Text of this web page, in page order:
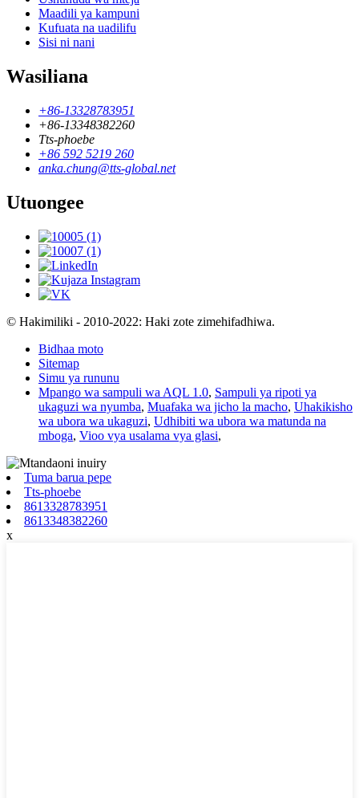
Maadili ya kampuni
Kufuata na uadilifu
Sisi ni nani
Wasiliana
+86-13328783951
+86-13348382260
Tts-phoebe
+86 592 5219 260
anka.chung@tts-global.net
Utuongee
© Hakimiliki - 2010-2022: Haki zote zimehifadhiwa.
Bidhaa moto
Sitemap
Simu ya rununu
Mpango wa sampuli wa AQL 1.0, Sampuli ya ripoti ya
ukaguzi wa nyumba, Muafaka wa jicho la macho, Uhakikisho
wa ubora wa ukaguzi, Udhibiti wa ubora wa matunda na
mboga, Vioo vya usalama vya glasi,
Tuma barua pepe
Tts-phoebe
8613328783951
8613348382260
x